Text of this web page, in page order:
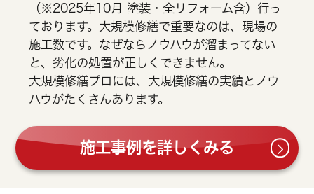
（※2025年10月 塗装・全リフォーム含）行っ
ております。大規模修繕で重要なのは、現場の
施工数です。なぜならノウハウが溜まってない
と、劣化の処置が正しくできません。
大規模修繕プロには、大規模修繕の実績とノウ
ハウがたくさんあります。
施工事例を詳しくみる